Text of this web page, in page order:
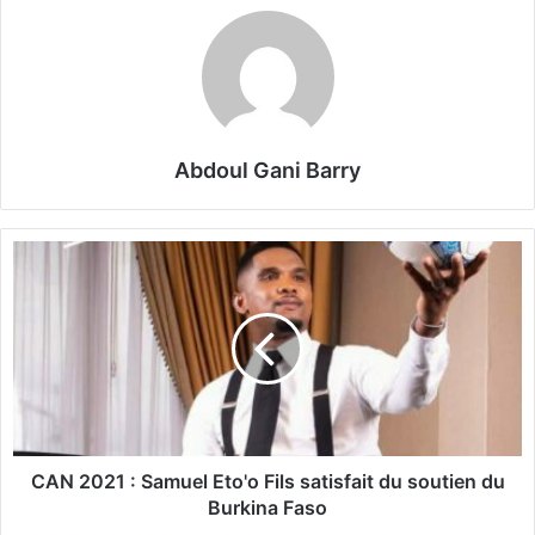
Abdoul Gani Barry
2
S
CAN 2021 : Samuel Eto'o Fils satisfait du soutien du
Burkina Faso